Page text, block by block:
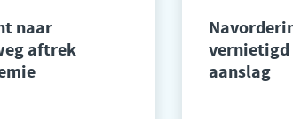
naar
aftrek
aanslag